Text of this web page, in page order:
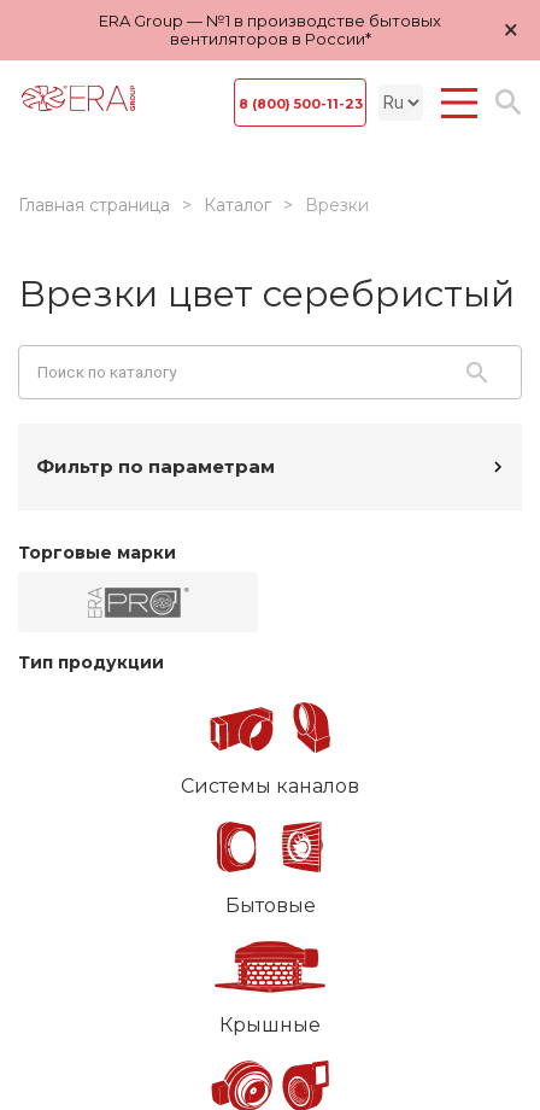
ERA Group — №1 в производстве бытовых
вентиляторов в России*
×
8 (800) 500-11-23
Главная страница Каталог Врезки
Врезки цвет серебристый
Фильтр по параметрам
Торговые марки
Тип продукции
Системы каналов
Бытовые
Крышные